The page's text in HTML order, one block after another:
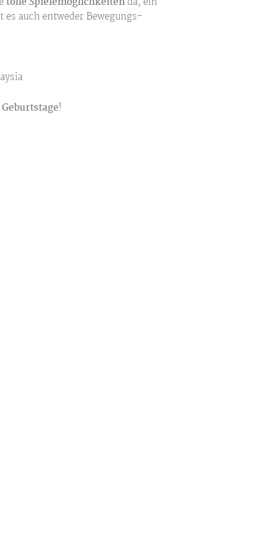
auch entweder Bewegungs-
!